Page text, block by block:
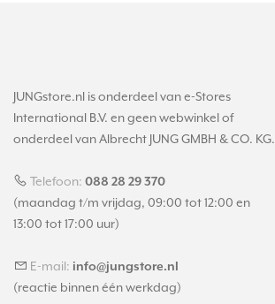
JUNGstore.nl is onderdeel van e-Stores
International B.V. en geen webwinkel of
onderdeel van Albrecht JUNG GMBH & CO. KG.
Telefoon: 088 28 29 370
(maandag t/m vrijdag, 09:00 tot 12:00 en
13:00 tot 17:00 uur)
E-mail: info@jungstore.nl
(reactie binnen één werkdag)